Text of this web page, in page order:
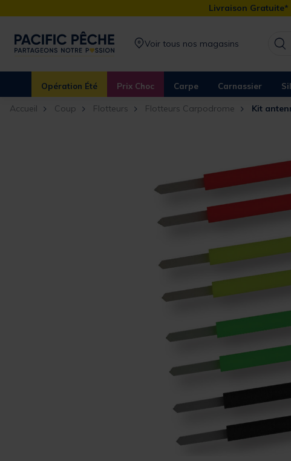
Livraison Gratuite*
Voir tous nos magasins
Opération Été Prix Choc Carpe Carnassier
Accueil Coup Flotteurs Flotteurs Carpodrome Kit